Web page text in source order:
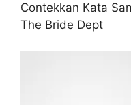
Contekkan Kata
The Bride Dept